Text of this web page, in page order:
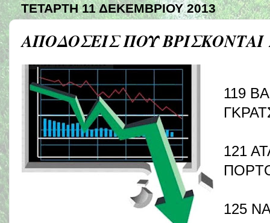
ΤΕΤΆΡΤΗ 11 ΔΕΚΕΜΒΡΊΟΥ 2013
ΑΠΟΔΟΣΕΙΣ ΠΟΥ
119
121
125